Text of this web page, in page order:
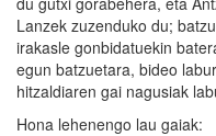
Lanzek zuzenduko du;
irakasle gonbidatuekin
egun batzuetara, bideo
hitzaldiaren gai nagusiak
Hona lehenengo lau gaiak: